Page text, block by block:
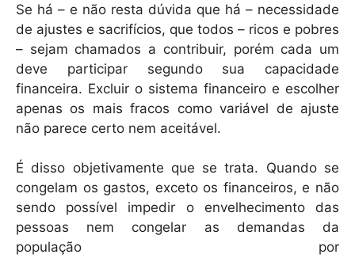
Se há – e não resta dúvida que há – necessidade
de ajustes e sacrifícios, que todos – ricos e pobres
– sejam chamados a contribuir, porém cada um
deve participar segundo sua capacidade
financeira. Excluir o sistema financeiro e escolher
apenas os mais fracos como variável de ajuste
não parece certo nem aceitável.
É disso objetivamente que se trata. Quando se
congelam os gastos, exceto os financeiros, e não
sendo possível impedir o envelhecimento das
pessoas nem congelar as demandas da
população por